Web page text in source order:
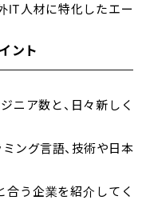
IT人材に特化したエー
ント
ニア数と、日々新しく
ング言語、技術や日本
う企業を紹介してく